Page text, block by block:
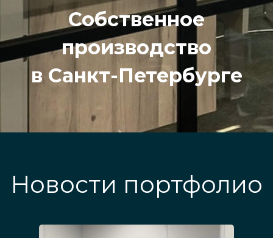
Собственное
производство
в Санкт-Петербурге
Новости портфолио